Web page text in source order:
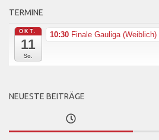
TERMINE
OKT.
11
So.
10:30 Finale Gauliga (Weiblich)
NEUESTE BEITRÄGE